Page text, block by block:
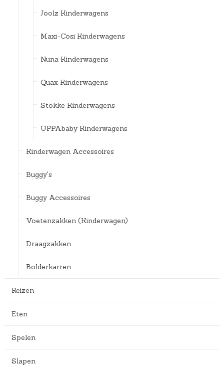
Joolz Kinderwagens
Maxi-Cosi Kinderwagens
Nuna Kinderwagens
Quax Kinderwagens
Stokke Kinderwagens
UPPAbaby Kinderwagens
Kinderwagen Accessoires
Buggy's
Buggy Accessoires
Voetenzakken (Kinderwagen)
Draagzakken
Bolderkarren
Reizen
Eten
Spelen
Slapen